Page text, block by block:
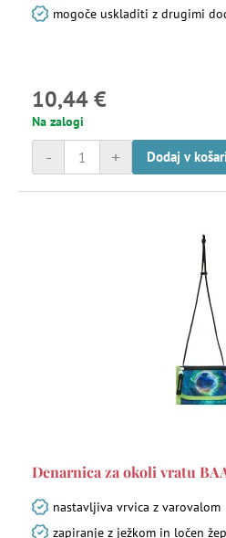
mogoče uskladiti z drugimi
10,44 €
Na zalogi
+
- Dodaj v
Denarnica za okoli vratu
nastavljiva vrvica z varovalom
zapiranje z ježkom in ločen